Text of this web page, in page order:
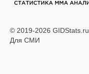
© 2019-2026 GIDStats.ru
Для СМИ